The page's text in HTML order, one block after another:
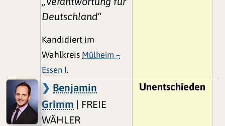
Deutschland“
Kandidiert im
Wahlkreis Mülheim –
Essen I.
Benjamin
Grimm | FREIE
WÄHLER
Unentschieden